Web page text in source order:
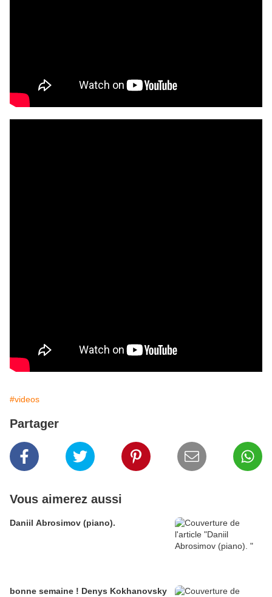
#videos
Partager
Vous aimerez aussi
Daniil Abrosimov (piano).
bonne semaine ! Denys Kokhanovsky